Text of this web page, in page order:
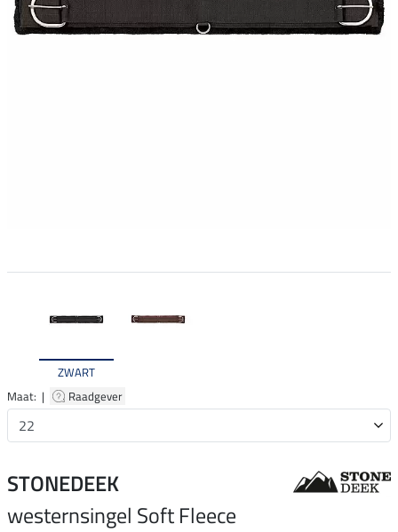
ZWART
Maat: |
Raadgever
STONEDEEK
westernsingel Soft Fleece